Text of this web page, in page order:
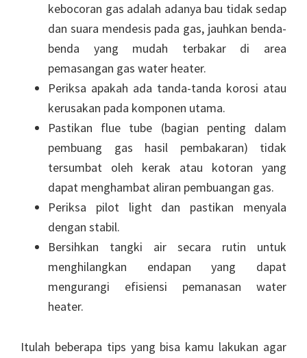
kebocoran gas adalah adanya bau tidak sedap
dan suara mendesis pada gas, jauhkan benda-
benda yang mudah terbakar di area
pemasangan gas water heater.
Periksa apakah ada tanda-tanda korosi atau
kerusakan pada komponen utama.
Pastikan flue tube (bagian penting dalam
pembuang gas hasil pembakaran) tidak
tersumbat oleh kerak atau kotoran yang
dapat menghambat aliran pembuangan gas.
Periksa pilot light dan pastikan menyala
dengan stabil.
Bersihkan tangki air secara rutin untuk
menghilangkan endapan yang dapat
mengurangi efisiensi pemanasan water
heater.
Itulah beberapa tips yang bisa kamu lakukan agar